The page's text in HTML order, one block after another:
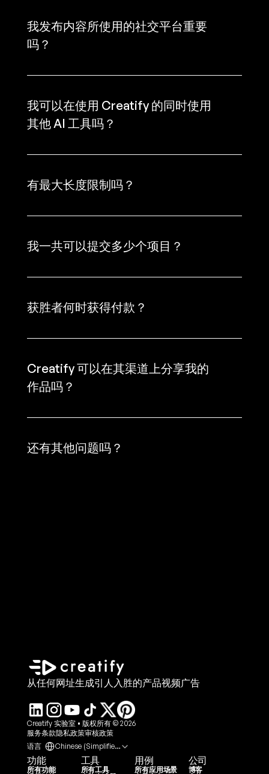
我发布内容所使用的社交平台重要
吗？
我可以在使用 Creatify 的同时使用
其他 AI 工具吗？
有最大长度限制吗？
我一共可以提交多少个项目？
获胜者何时获得付款？
Creatify 可以在其渠道上分享我的
作品吗？
还有其他问题吗？
从任何网址生成引人入胜的产品视频广告
Creatify 实验室 • 版权所有 © 2026
服务条款隐私政策审核政策
语言Select Language Chinese (Simplified Han, China)
功能
所有功能
工具
所有工具
用例
所有应用场景
公司
博客